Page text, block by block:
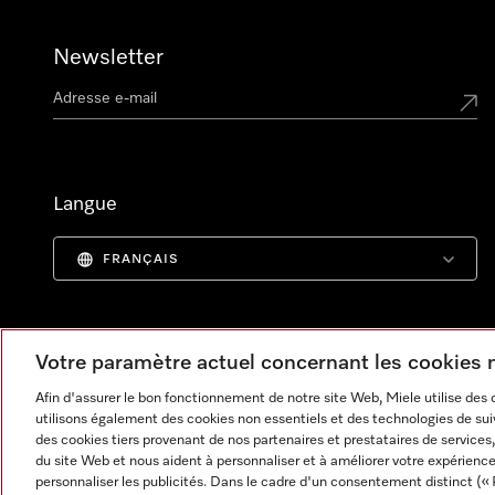
Newsletter
Langue
FRANÇAIS
Votre paramètre actuel concernant les
Afin d'assurer le bon fonctionnement de notre site Web, Miele utilise
utilisons également des cookies non essentiels et des technologies de
des cookies tiers provenant de nos partenaires et prestataires de
du site Web et nous aident à personnaliser et à améliorer votre
personnaliser les publicités. Dans le cadre d'un consentement distinct